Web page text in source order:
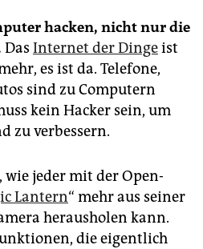
hacken, nicht nur die
Das Internet der Dingeist
es ist da. Telefone,
sind zu Computern
kein Hacker sein, um
zu verbessern.
, wie jeder mit der Open-
Lantern“ mehr aus seiner
herausholen kann.
die eigentlich